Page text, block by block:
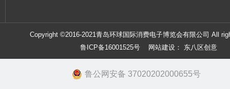
Copyright ©2016-2021青岛环球国际消费电子博览会有限公司 All
鲁ICP备16001525号
网站建设： 东八区创意
鲁公网安备 37020202000655号